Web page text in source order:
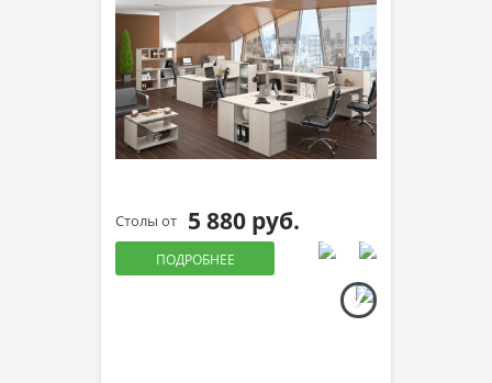
Столы от 5 880 руб.
ПОДРОБНЕЕ